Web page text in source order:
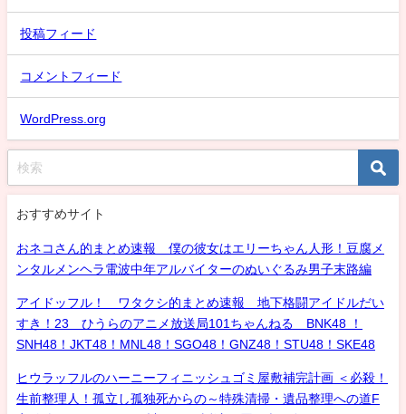
投稿フィード
コメントフィード
WordPress.org
おすすめサイト
おネコさん的まとめ速報 僕の彼女はエリーちゃん人形！豆腐メ
ンタルメンヘラ電波中年アルバイターのぬいぐるみ男子末路編
アイドッフル！ ワタクシ的まとめ速報 地下格闘アイドルだい
すき！23 ひうらのアニメ放送局101ちゃんねる BNK48 ！
SNH48！JKT48！MNL48！SGO48！GNZ48！STU48！SKE48
ヒウラッフルのハーニーフィニッシュゴミ屋敷補完計画 ＜必殺！
生前整理人！孤立し孤独死からの～特殊清掃・遺品整理への道F